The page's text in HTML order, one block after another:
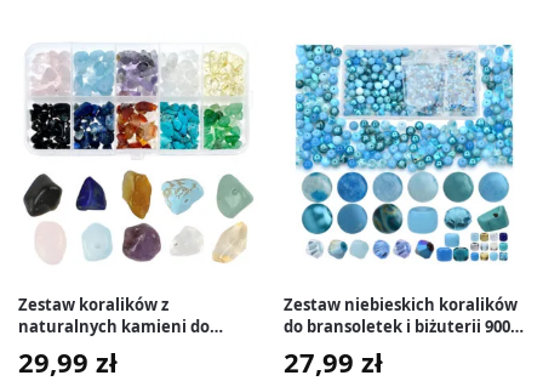
Zestaw koralików z
naturalnych kamieni do
bransoletek 300 szt.
29,99 zł
Zestaw niebieskich koralików
do bransoletek i biżuterii 900
27,99 zł